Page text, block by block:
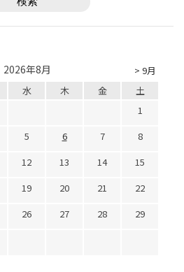
> 9月
2026年8月
水 木 金
土
1
5 6 7
8
12 13 14
15
19 20 21
22
26 27 28
29